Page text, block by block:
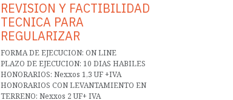
REVISION Y FACTIBILIDAD
TECNICA PARA
REGULARIZAR
FORMA DE EJECUCION: ON LINE
PLAZO DE EJECUCION: 10 DIAS HABILES
HONORARIOS: Nexxos 1,3 UF +IVA
HONORARIOS CON LEVANTAMIENTO EN
TERRENO: Nexxos 2 UF+ IVA